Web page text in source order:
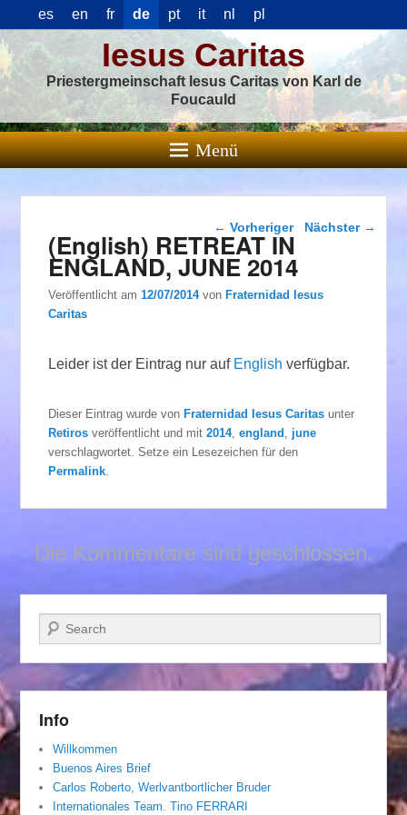
es en fr de pt it nl pl
Iesus Caritas
Priestergmeinschaft Iesus Caritas von Karl de
Foucauld
Menü
Beitragsnavigation
← Vorheriger Nächster →
(English) RETREAT IN
ENGLAND, JUNE 2014
Veröffentlicht am12/07/2014 vonFraternidad Iesus
Caritas
Leider ist der Eintrag nur auf English verfügbar.
Dieser Eintrag wurde vonFraternidad Iesus Caritas unter
Retiros veröffentlicht und mit2014,england
june
verschlagwortet. Setze ein Lesezeichen für den
Permalink
Die Kommentare sind geschlossen.
Suchen
Info
Willkommen
Buenos Aires Brief
Carlos Roberto, Werlvantbortlicher Bruder
Internationales Team. Tino FERRARI